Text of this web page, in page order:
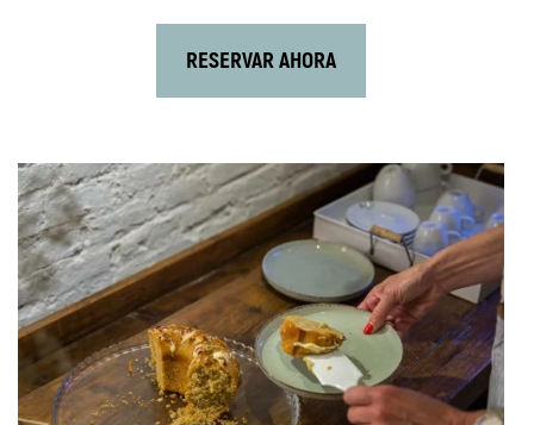
Desde el Aeropuerto
Desde Sants Estación
Por Carretera
Por la Ciudad
FAQ
CONTACTO
RESERVAR AHORA